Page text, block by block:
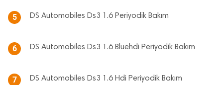
5 DS Automobiles Ds3 1.6 Periyodik Bakım
6 DS Automobiles Ds3 1.6 Bluehdi Periyodik Bakım
7 DS Automobiles Ds3 1.6 Hdi Periyodik Bakım